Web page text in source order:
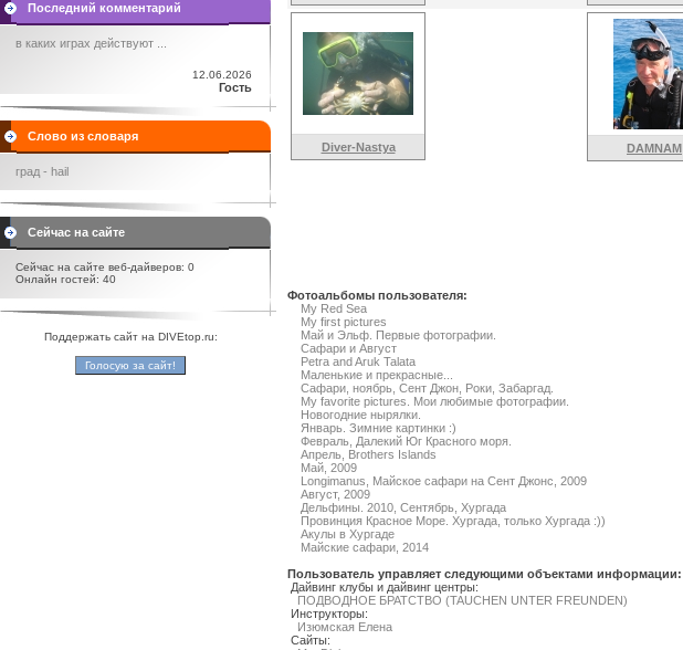
Последний комментарий
в каких играх действуют ...
12.06.2026
Гость
Слово из словаря
град - hail
Сейчас на сайте
Сейчас на сайте веб-дайверов: 0
Онлайн гостей: 40
Поддержать сайт на DIVEtop.ru:
Diver-Nastya DAMNAM
Фотоальбомы пользователя:
My Red Sea
My first pictures
Май и Эльф. Первые фотографии.
Сафари и Август
Petra and Aruk Talata
Маленькие и прекрасные...
Сафари, ноябрь, Сент Джон, Роки, Забаргад.
My favorite pictures. Мои любимые фотографии.
Новогодние нырялки.
Январь. Зимние картинки :)
Февраль, Далекий Юг Красного моря.
Апрель, Brothers Islands
Май, 2009
Longimanus, Майское сафари на Сент Джонс, 2009
Август, 2009
Дельфины. 2010, Сентябрь, Хургада
Провинция Красное Море. Хургада, только Хургада :))
Акулы в Хургаде
Майские сафари, 2014
Пользователь управляет следующими объектами информации:
Дайвинг клубы и дайвинг центры:
ПОДВОДНОЕ БРАТСТВО (TAUCHEN UNTER FREUNDEN)
Инструкторы:
Изюмская Елена
Сайты: